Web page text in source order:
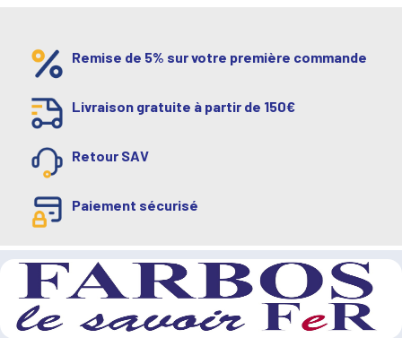
Remise de 5% sur votre première commande
Livraison gratuite à partir de 150€
Retour SAV
Paiement sécurisé